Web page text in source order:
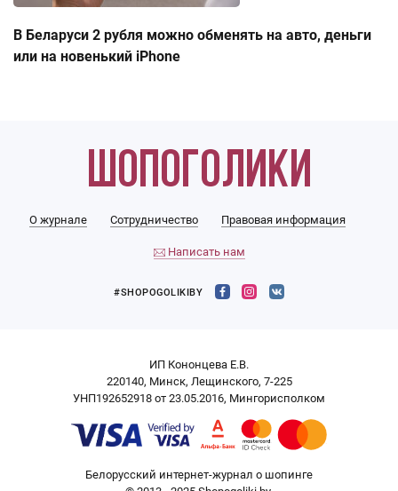
В Беларуси 2 рубля можно обменять на авто, деньги
или на новенький iPhone
О журнале Сотрудничество Правовая информация
Написать нам
#SHOPOGOLIKIBY
ИП Кононцева Е.В.
220140, Минск, Лещинского, 7-225
УНП192652918 от 23.05.2016, Мингорисполком
Белорусский интернет-журнал о шопинге